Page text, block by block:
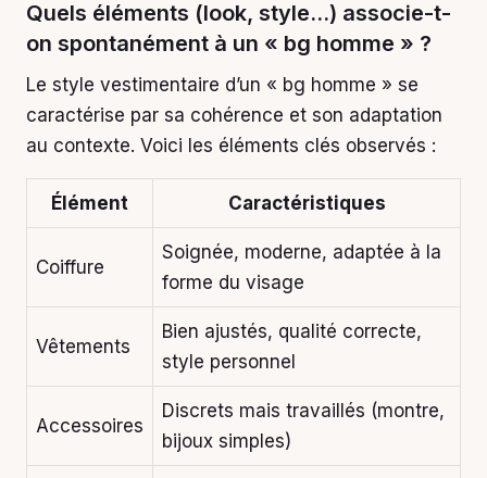
Quels éléments (look, style…) associe-t-
on spontanément à un « bg homme » ?
Le style vestimentaire d’un « bg homme » se
caractérise par sa cohérence et son adaptation
au contexte. Voici les éléments clés observés :
Élément Caractéristiques
Coiffure
Soignée, moderne, adaptée à la
forme du visage
Vêtements
Bien ajustés, qualité correcte,
style personnel
Accessoires
Discrets mais travaillés (montre,
bijoux simples)